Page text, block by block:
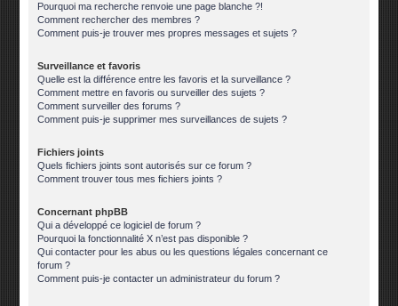
Pourquoi ma recherche renvoie une page blanche ?!
Comment rechercher des membres ?
Comment puis-je trouver mes propres messages et sujets ?
Surveillance et favoris
Quelle est la différence entre les favoris et la surveillance ?
Comment mettre en favoris ou surveiller des sujets ?
Comment surveiller des forums ?
Comment puis-je supprimer mes surveillances de sujets ?
Fichiers joints
Quels fichiers joints sont autorisés sur ce forum ?
Comment trouver tous mes fichiers joints ?
Concernant phpBB
Qui a développé ce logiciel de forum ?
Pourquoi la fonctionnalité X n’est pas disponible ?
Qui contacter pour les abus ou les questions légales concernant ce
forum ?
Comment puis-je contacter un administrateur du forum ?